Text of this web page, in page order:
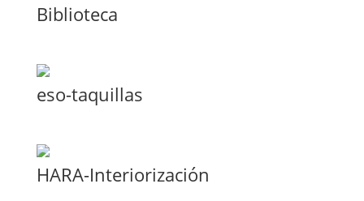
Biblioteca
eso-taquillas
HARA-Interiorización